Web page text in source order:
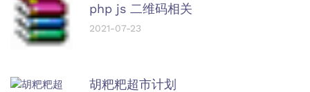
php js 二维码相关
2021-07-23
胡粑粑超市计划